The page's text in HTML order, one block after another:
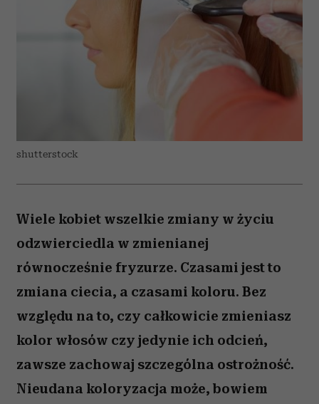
shutterstock
Wiele kobiet wszelkie zmiany w życiu
odzwierciedla w zmienianej
równocześnie fryzurze. Czasami jest to
zmiana ciecia, a czasami koloru. Bez
względu na to, czy całkowicie zmieniasz
kolor włosów czy jedynie ich odcień,
zawsze zachowaj szczególna ostrożność.
Nieudana koloryzacja może, bowiem